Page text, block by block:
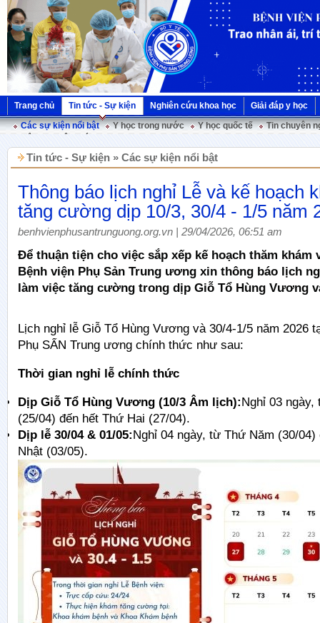
Trang chủ Tin tức - Sự kiện Nghiên cứu khoa học
Giải đáp y học
Các sự kiện nổi bật
Y học trong nước Y học quốc tế
Tin chuyên
Tin tức - Sự kiện » Các sự kiện nổi bật
Thông báo lịch nghỉ Lễ và kế hoạch
tăng cường dịp 10/3, 30/4 - 1/5 năm
benhvienphusantrunguong.org.vn | 29/04/2026, 06:51 am
Để thuận tiện cho việc sắp xếp kế hoạch thăm khám
Bệnh viện Phụ Sản Trung ương xin thông báo lịch
làm việc tăng cường trong dịp Giỗ Tổ Hùng Vương
Lịch nghỉ lễ Giỗ Tổ Hùng Vương và 30/4-1/5 năm 2026
Phụ SẨN Trung ương chính thức như sau:
Thời gian nghỉ lễ chính thức
Dịp Giỗ Tổ Hùng Vương (10/3 Âm lịch):Nghỉ 03
(25/04) đến hết Thứ Hai (27/04).
Dịp lễ 30/04 & 01/05:Nghỉ 04 ngày, từ Thứ Năm (30/04)
Nhật (03/05).